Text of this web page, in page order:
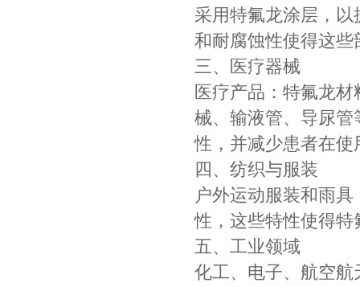
采用特氟龙涂层，
和耐腐蚀性使得这
三、医疗器械
医疗产品：特氟龙
械、输液管、导尿
性，并减少患者在
四、纺织与服装
户外运动服装和雨
性，这些特性使得
五、工业领域
化工、电子、航空